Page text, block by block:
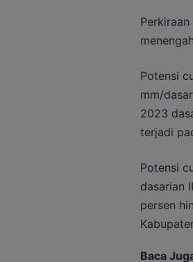
Potensi
mm/
2023
terjadi
Potensi
dasarian
persen
Baca